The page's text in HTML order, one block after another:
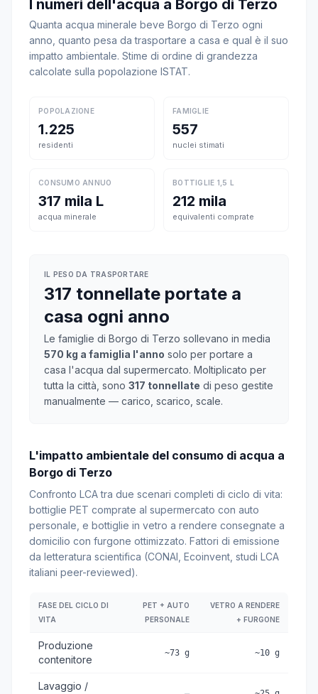
I numeri dell'acqua a Borgo di Terzo
Quanta acqua minerale beve Borgo di Terzo ogni
anno, quanto pesa da trasportare a casa e qual è il suo
impatto ambientale. Stime di ordine di grandezza
calcolate sulla popolazione ISTAT.
POPOLAZIONE
1.225
residenti
FAMIGLIE
557
nuclei stimati
CONSUMO ANNUO
317 mila L
acqua minerale
BOTTIGLIE 1,5 L
212 mila
equivalenti comprate
IL PESO DA TRASPORTARE
317 tonnellate portate a
casa ogni anno
Le famiglie di Borgo di Terzo sollevano in media
570 kg a famiglia l'anno solo per portare a
casa l'acqua dal supermercato. Moltiplicato per
tutta la città, sono 317 tonnellate di peso gestite
manualmente — carico, scarico, scale.
L'impatto ambientale del consumo di acqua a
Borgo di Terzo
Confronto LCA tra due scenari completi di ciclo di vita:
bottiglie PET comprate al supermercato con auto
personale, e bottiglie in vetro a rendere consegnate a
domicilio con furgone ottimizzato. Fattori di emissione
da letteratura scientifica (CONAI, Ecoinvent, studi LCA
italiani peer-reviewed).
FASE DEL CICLO DI
VITA
PET + AUTO
PERSONALE
VETRO A RENDERE
+ FURGONE
Produzione
contenitore
~73 g ~10 g
Lavaggio /